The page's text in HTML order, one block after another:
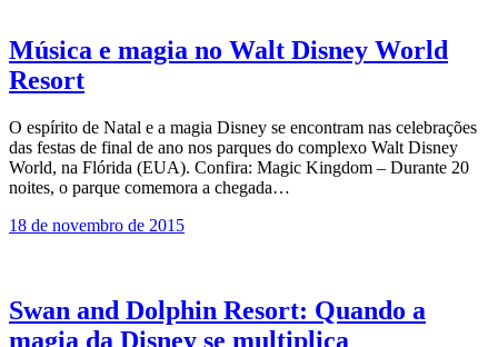
Música e magia no Walt Disney World
Resort
O espírito de Natal e a magia Disney se encontram nas celebrações
das festas de final de ano nos parques do complexo Walt Disney
World, na Flórida (EUA). Confira: Magic Kingdom – Durante 20
noites, o parque comemora a chegada…
18 de novembro de 2015
Swan and Dolphin Resort: Quando a
magia da Disney se multiplica